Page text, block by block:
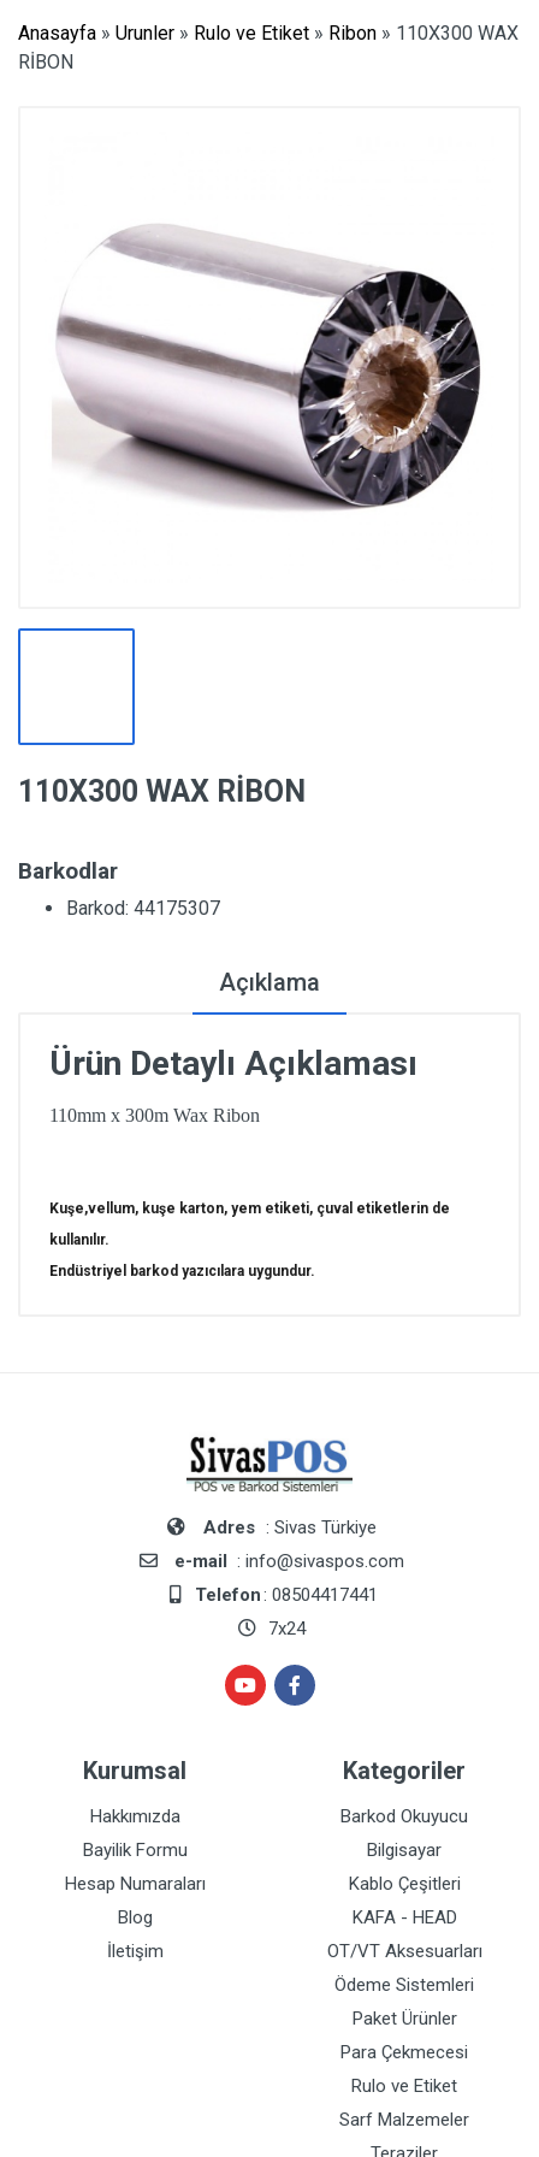
Anasayfa » Urunler » Rulo ve Etiket » Ribon » 110X300 WAX
RİBON
110X300 WAX RİBON
Barkodlar
Barkod: 44175307
Açıklama
Ürün Detaylı Açıklaması
110mm x 300m Wax Ribon
Kuşe,vellum, kuşe karton, yem etiketi, çuval etiketlerin de
kullanılır.
Endüstriyel barkod yazıcılara uygundur.
Adres : Sivas Türkiye
e-mail : info@sivaspos.com
Telefon: 08504417441
7x24
Kurumsal
Hakkımızda
Bayilik Formu
Hesap Numaraları
Blog
İletişim
Kategoriler
Barkod Okuyucu
Bilgisayar
Kablo Çeşitleri
KAFA - HEAD
OT/VT Aksesuarları
Ödeme Sistemleri
Paket Ürünler
Para Çekmecesi
Rulo ve Etiket
Sarf Malzemeler